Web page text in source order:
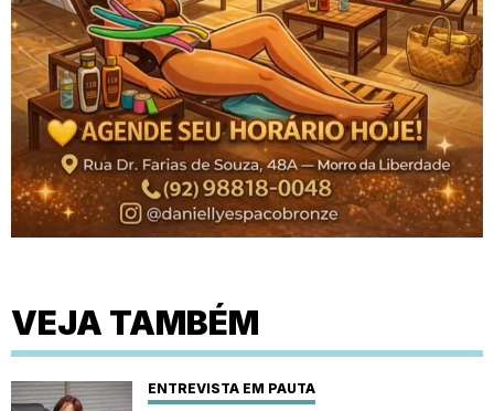
VEJA TAMBÉM
ENTREVISTA EM PAUTA